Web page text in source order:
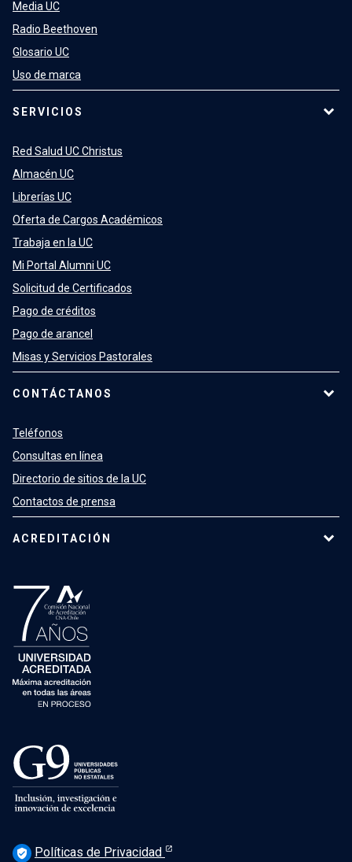
Media UC
Radio Beethoven
Glosario UC
Uso de marca
SERVICIOS
Red Salud UC Christus
Almacén UC
Librerías UC
Oferta de Cargos Académicos
Trabaja en la UC
Mi Portal Alumni UC
Solicitud de Certificados
Pago de créditos
Pago de arancel
Misas y Servicios Pastorales
CONTÁCTANOS
Teléfonos
Consultas en línea
Directorio de sitios de la UC
Contactos de prensa
ACREDITACIÓN
verified_user Políticas de Privacidad